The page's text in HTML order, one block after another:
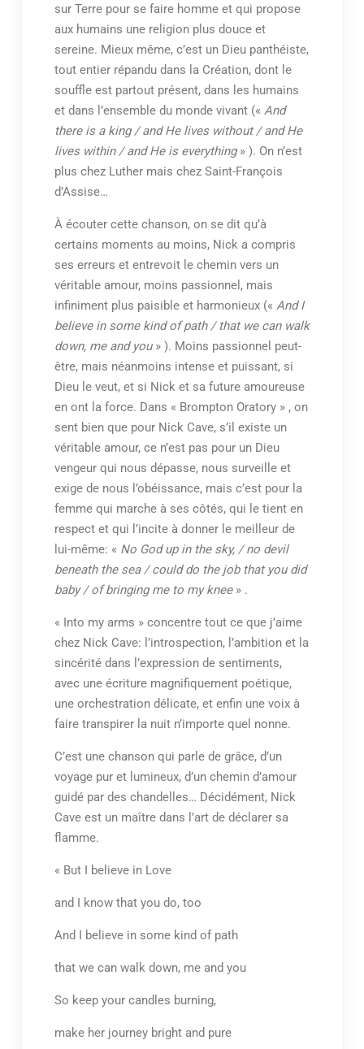
sur Terre pour se faire homme et qui propose
aux humains une religion plus douce et
sereine. Mieux même, c’est un Dieu panthéiste,
tout entier répandu dans la Création, dont le
souffle est partout présent, dans les humains
et dans l’ensemble du monde vivant (« And
there is a king / and He lives without / and He
lives within / and He is everything» ). On n’est
plus chez Luther mais chez Saint-François
d’Assise…
À écouter cette chanson, on se dit qu’à
certains moments au moins, Nick a compris
ses erreurs et entrevoit le chemin vers un
véritable amour, moins passionnel, mais
infiniment plus paisible et harmonieux (« And I
believe in some kind of path / that we can walk
down, me and you» ). Moins passionnel peut-
être, mais néanmoins intense et puissant, si
Dieu le veut, et si Nick et sa future amoureuse
en ont la force. Dans « Brompton Oratory » , on
sent bien que pour Nick Cave, s’il existe un
véritable amour, ce n’est pas pour un Dieu
vengeur qui nous dépasse, nous surveille et
exige de nous l’obéissance, mais c’est pour la
femme qui marche à ses côtés, qui le tient en
respect et qui l’incite à donner le meilleur de
lui-même: « No God up in the sky, / no devil
beneath the sea / could do the job that you did
baby / of bringing me to my knee» .
« Into my arms » concentre tout ce que j’aime
chez Nick Cave: l’introspection, l’ambition et la
sincérité dans l’expression de sentiments,
avec une écriture magnifiquement poétique,
une orchestration délicate, et enfin une voix à
faire transpirer la nuit n’importe quel nonne.
C’est une chanson qui parle de grâce, d’un
voyage pur et lumineux, d’un chemin d’amour
guidé par des chandelles… Décidément, Nick
Cave est un maître dans l’art de déclarer sa
flamme.
« But I believe in Love
and I know that you do, too
And I believe in some kind of path
that we can walk down, me and you
So keep your candles burning,
make her journey bright and pure